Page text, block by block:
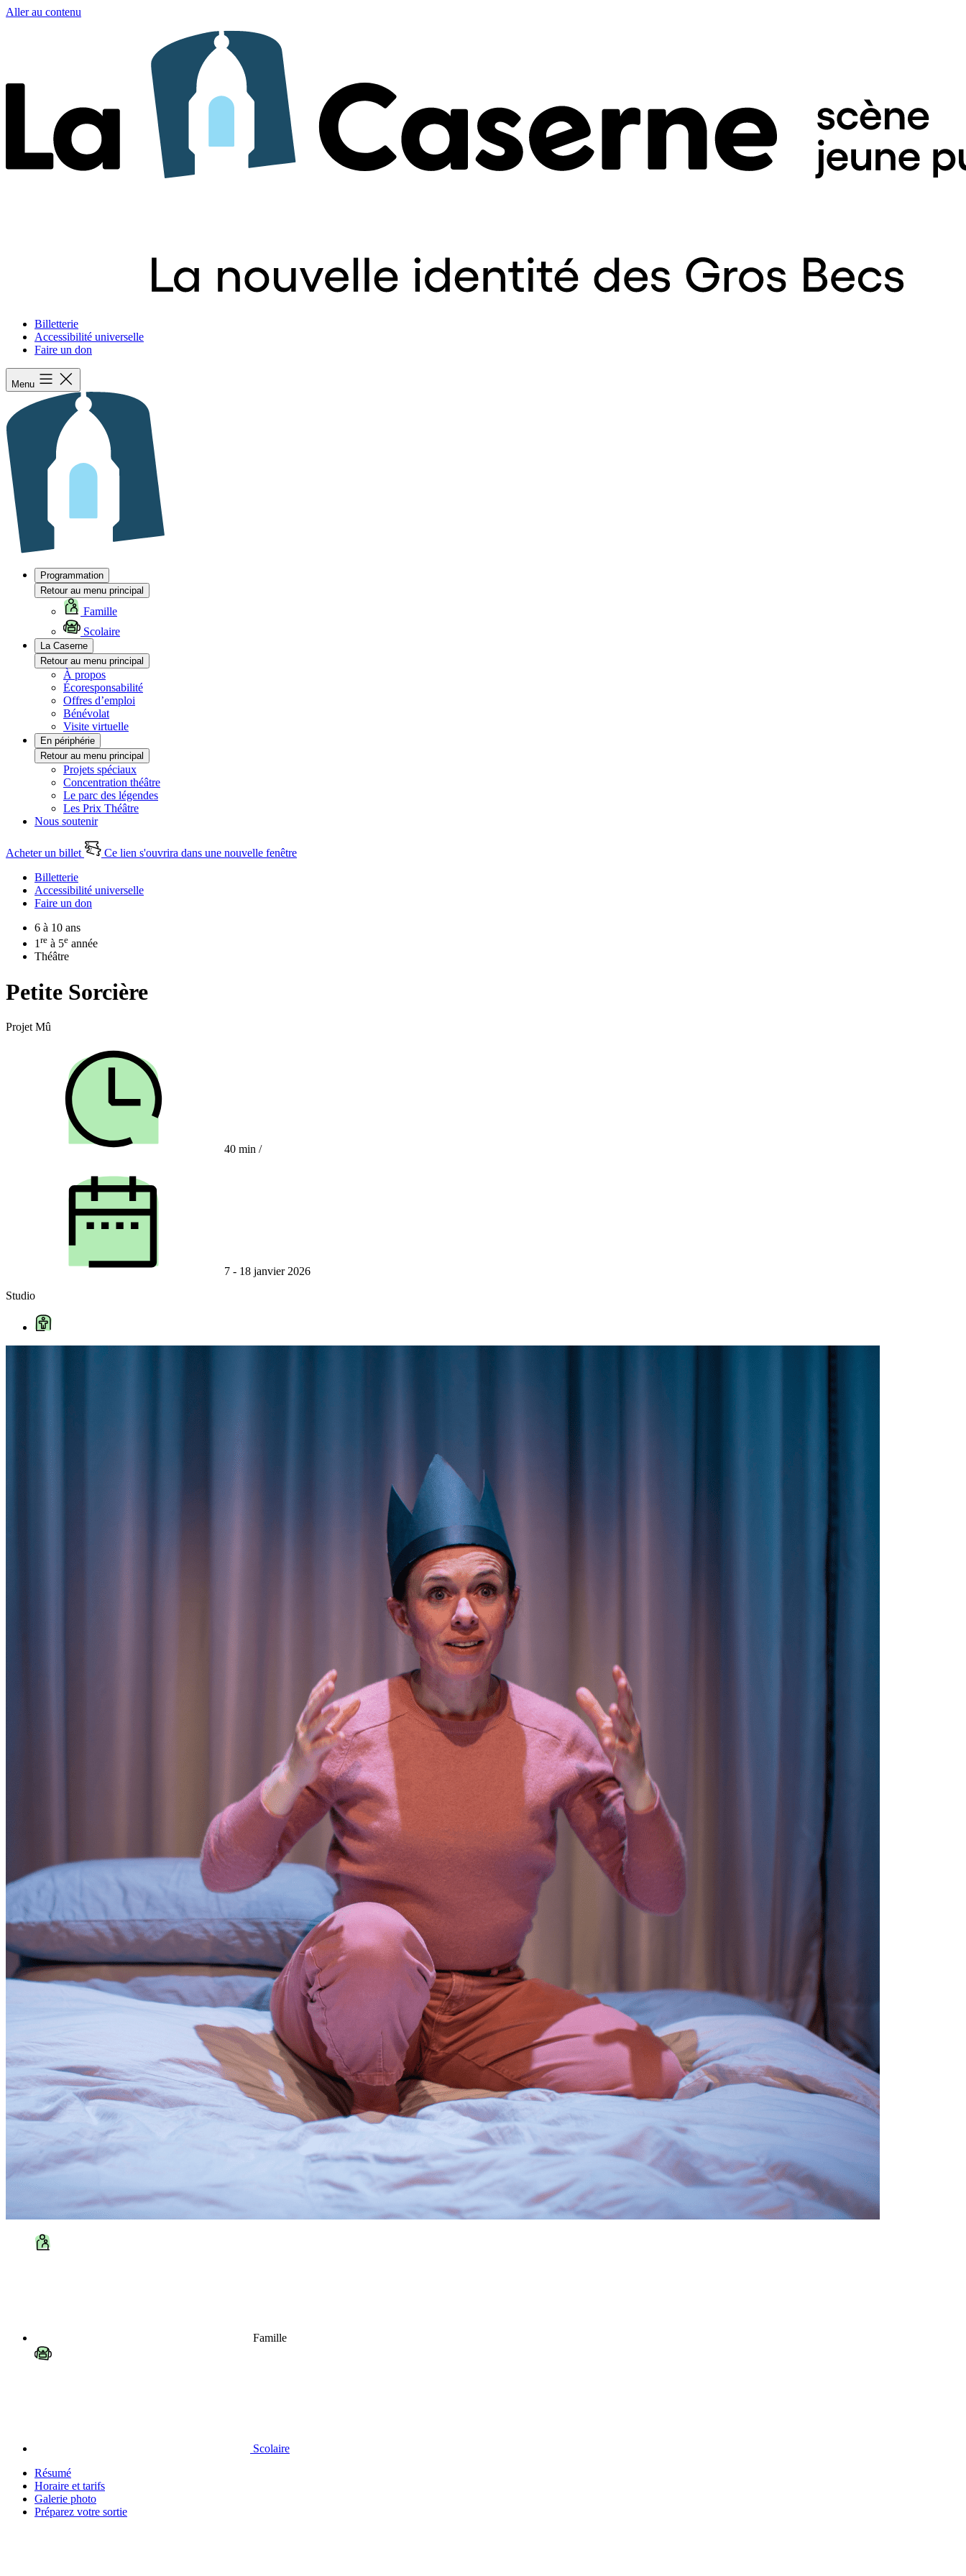
Aller au contenu
Billetterie
Accessibilité universelle
Faire un don
Menu
Programmation
Retour au menu principal
Famille
Scolaire
La Caserne
Retour au menu principal
À propos
Écoresponsabilité
Offres d’emploi
Bénévolat
Visite virtuelle
En périphérie
Retour au menu principal
Projets spéciaux
Concentration théâtre
Le parc des légendes
Les Prix Théâtre
Nous soutenir
Acheter un billet
Ce lien s'ouvrira dans une nouvelle fenêtre
Billetterie
Accessibilité universelle
Faire un don
6 à 10 ans
1 re à 5e année
Théâtre
Petite Sorcière
Projet Mû
40 min /
7 - 18 janvier 2026
Studio
Famille
Scolaire
Résumé
Horaire et tarifs
Galerie photo
Préparez votre sortie